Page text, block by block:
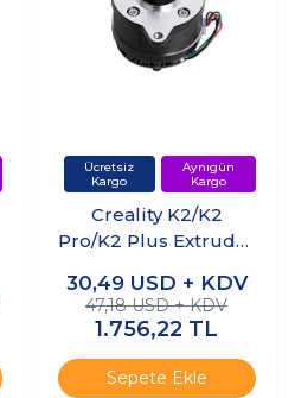
Creality K2/K2
Pro/K2 Plus Extruder
30,49 USD + KDV
47,18 USD + KDV
1.756,22 TL
Sepete Ekle